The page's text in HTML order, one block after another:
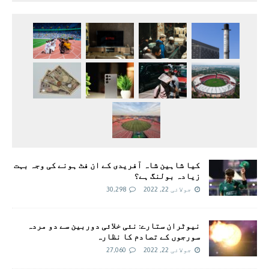
کیا شاہین شاہ آفریدی کے ان فٹ ہونے کی وجہ بہت
زیادہ بولنگ ہے؟
جولائی 22, 2022 30,298
نیوٹران ستارے: نئی خلائی دوربین سے دو مردہ
سورجوں کے تصادم کا نظارہ
جولائی 22, 2022 27,060